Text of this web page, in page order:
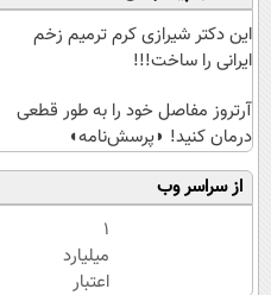
این دکتر شیرازی کرم ترمیم زخم
ایرانی را ساخت!!!
آرتروز مفاصل خود را به طور قطعی
درمان کنید! ◗پرسش‌نامه◖
از سراسر وب
۱
میلیارد
اعتبار